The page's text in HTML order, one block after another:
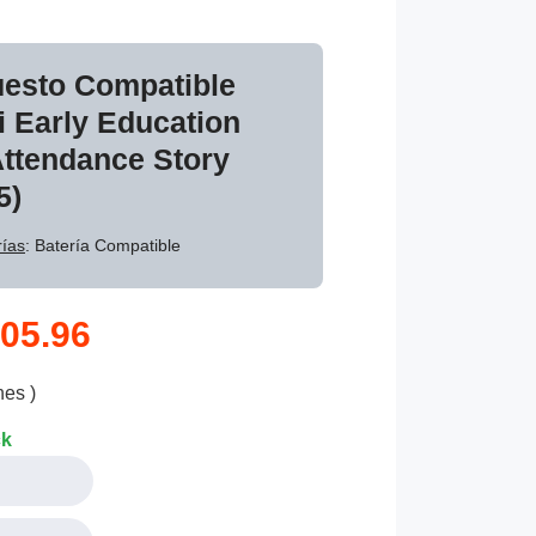
Compatible
Early Education
Story
: Batería Compatible
)